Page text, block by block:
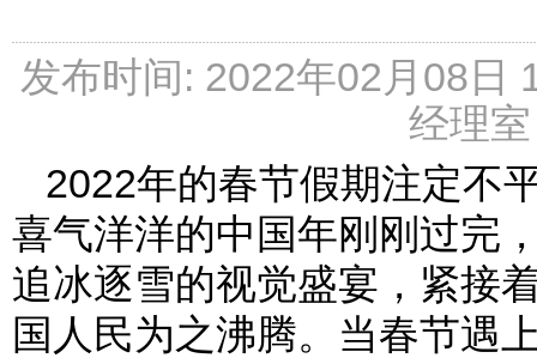
发布时间: 2022年02月08日
经理
2022年的春节假期注定不
喜气洋洋的中国年刚刚过完
追冰逐雪的视觉盛宴，紧接
国人民为之沸腾。当春节遇